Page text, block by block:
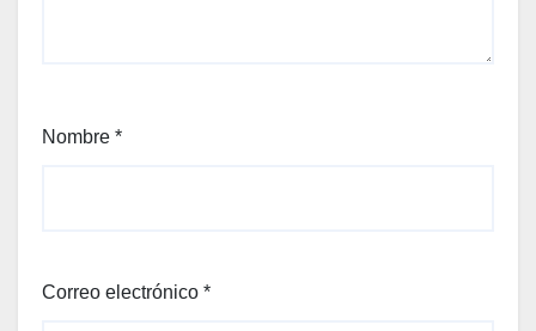
Nombre *
Correo electrónico *